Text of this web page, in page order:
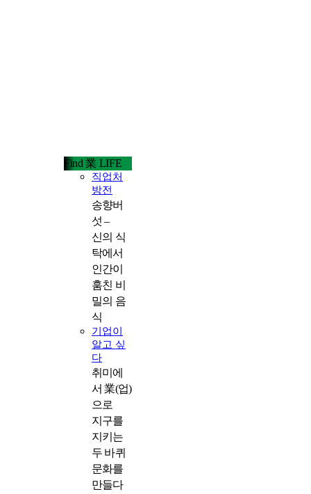
Find 業 LIFE
직업처
방전
송향버
섯 –
신의 식
탁에서
인간이
훔친 비
밀의 음
식
기업이
알고 싶
다
취미에
서 業(업)
으로
지구를
지키는
두 바퀴
문화를
만들다